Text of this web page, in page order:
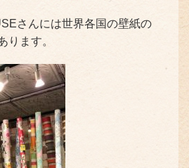
さんには世界各国の壁紙の
ります。